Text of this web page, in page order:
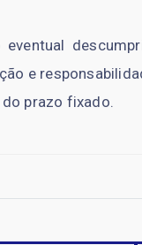
e
prazo fixado.